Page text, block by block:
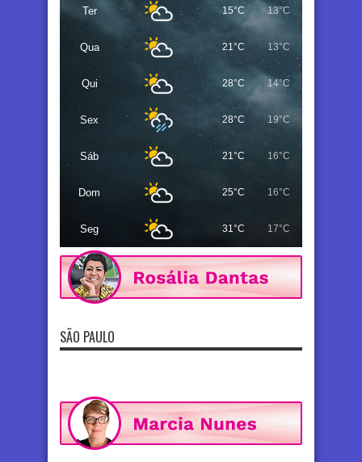
Ter 15°C 13°C
Qua 21°C 13°C
Qui 28°C 14°C
Sex 28°C 19°C
Sáb 21°C 16°C
Dom 25°C 16°C
Seg 31°C 17°C
SÃO PAULO